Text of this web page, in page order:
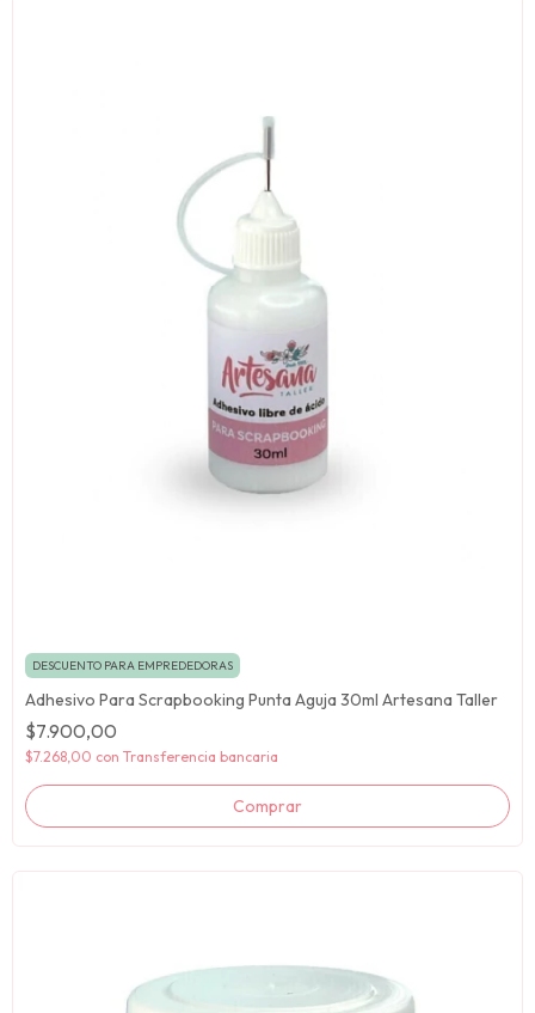
DESCUENTO PARA EMPREDEDORAS
Adhesivo Para Scrapbooking Punta Aguja 30ml Artesana Taller
$7.900,00
$7.268,00 con Transferencia bancaria